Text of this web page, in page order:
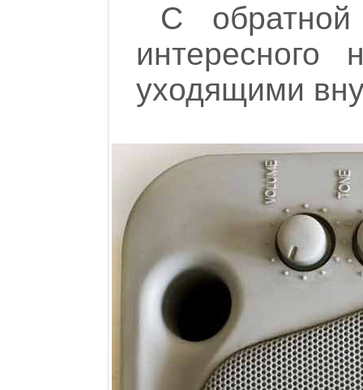
С обратной
интересного
уходящими